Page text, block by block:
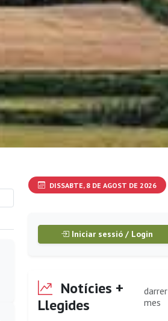
DISSABTE, 8 DE AGOST DE 2026
Iniciar sessió / Login
Notícies +
Llegides
darrer
mes